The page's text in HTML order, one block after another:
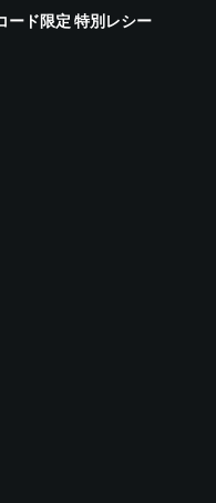
ード限定 特別レシー